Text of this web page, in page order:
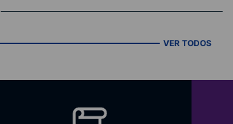
VER TODOS